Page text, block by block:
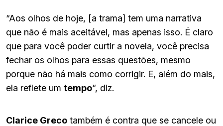
“Aos olhos de hoje, [a trama] tem uma narrativa
que não é mais aceitável, mas apenas isso. É claro
que para você poder curtir a novela, você precisa
fechar os olhos para essas questões, mesmo
porque não há mais como corrigir. E, além do mais,
ela reflete um tempo“, diz.
Clarice Greco também é contra que se cancele ou